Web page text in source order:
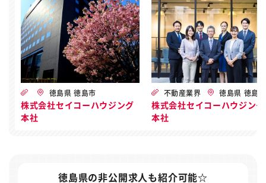
徳島県 徳島市
株式会社セイコーハウジング
本社
不動産業界 徳島県 徳島市
株式会社セイコーハウジング
本社
徳島県の非公開求人 も紹介可能☆